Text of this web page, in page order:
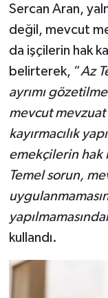
Sercan Aran,
değil, mevcut
da işçilerin hak
belirterek, “Az
ayrımı
mevcut
kayırmacılık
emekçilerin hak
Temel sorun,
kullandı.